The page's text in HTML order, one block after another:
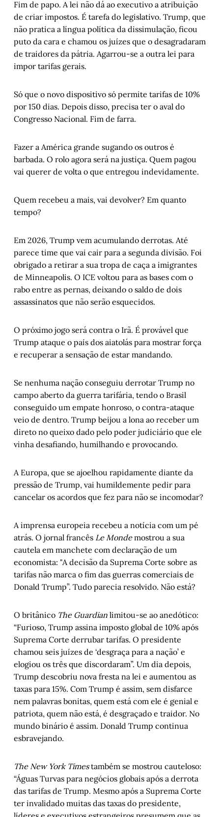
Fim de papo. A lei não dá ao executivo a atribuição
de criar impostos. É tarefa do legislativo. Trump, que
não pratica a língua política da dissimulação, ficou
puto da cara e chamou os juízes que o desagradaram
de traidores da pátria. Agarrou-se a outra lei para
impor tarifas gerais.
Só que o novo dispositivo só permite tarifas de 10%
por 150 dias. Depois disso, precisa ter o aval do
Congresso Nacional. Fim de farra.
Fazer a América grande sugando os outros é
barbada. O rolo agora será na justiça. Quem pagou
vai querer de volta o que entregou indevidamente.
Quem recebeu a mais, vai devolver? Em quanto
tempo?
Em 2026, Trump vem acumulando derrotas. Até
parece time que vai cair para a segunda divisão. Foi
obrigado a retirar a sua tropa de caça a imigrantes
de Minneapolis. O ICE voltou para as bases com o
rabo entre as pernas, deixando o saldo de dois
assassinatos que não serão esquecidos.
O próximo jogo será contra o Irã. É provável que
Trump ataque o país dos aiatolás para mostrar força
e recuperar a sensação de estar mandando.
Se nenhuma nação conseguiu derrotar Trump no
campo aberto da guerra tarifária, tendo o Brasil
conseguido um empate honroso, o contra-ataque
veio de dentro. Trump beijou a lona ao receber um
direto no queixo dado pelo poder judiciário que ele
vinha desafiando, humilhando e provocando.
A Europa, que se ajoelhou rapidamente diante da
pressão de Trump, vai humildemente pedir para
cancelar os acordos que fez para não se incomodar?
A imprensa europeia recebeu a notícia com um pé
atrás. O jornal francês Le Mondemostrou a sua
cautela em manchete com declaração de um
economista: "A decisão da Suprema Corte sobre as
tarifas não marca o fim das guerras comerciais de
Donald Trump”. Tudo parecia resolvido. Não está?
O britânico The Guardian limitou-se ao anedótico:
“Furioso, Trump assina imposto global de 10% após
Suprema Corte derrubar tarifas. O presidente
chamou seis juízes de ‘desgraça para a nação’ e
elogiou os três que discordaram”. Um dia depois,
Trump descobriu nova fresta na lei e aumentou as
taxas para 15%. Com Trump é assim, sem disfarce
nem palavras bonitas, quem está com ele é genial e
patriota, quem não está, é desgraçado e traidor. No
mundo binário é assim. Donald Trump continua
esbravejando.
The New York Timestambém se mostrou cauteloso:
“Águas Turvas para negócios globais após a derrota
das tarifas de Trump. Mesmo após a Suprema Corte
ter invalidado muitas das taxas do presidente,